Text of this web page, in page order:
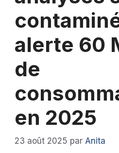
alerte 60
de
en 2025
23 août 2025 par Anita